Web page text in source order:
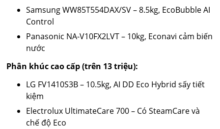
Samsung WW85T554DAX/SV – 8.5kg, EcoBubble AI
Control
Panasonic NA-V10FX2LVT – 10kg, Econavi cảm biến
nước
Phân khúc cao cấp (trên 13 triệu):
LG FV1410S3B – 10.5kg, AI DD Eco Hybrid sấy tiết
kiệm
Electrolux UltimateCare 700 – Có SteamCare và
chế độ Eco